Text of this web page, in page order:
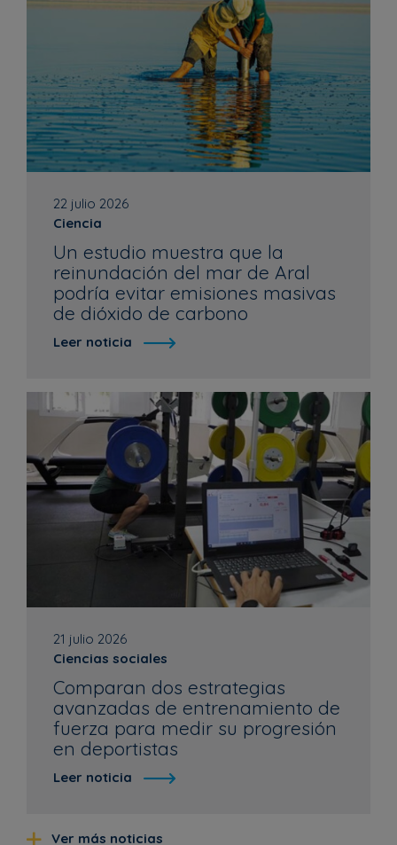
22 julio 2026
Ciencia
Un estudio muestra que la
reinundación del mar de Aral
podría evitar emisiones masivas
de dióxido de carbono
Leer noticia
21 julio 2026
Ciencias sociales
Comparan dos estrategias
avanzadas de entrenamiento de
fuerza para medir su progresión
en deportistas
Leer noticia
Ver más noticias